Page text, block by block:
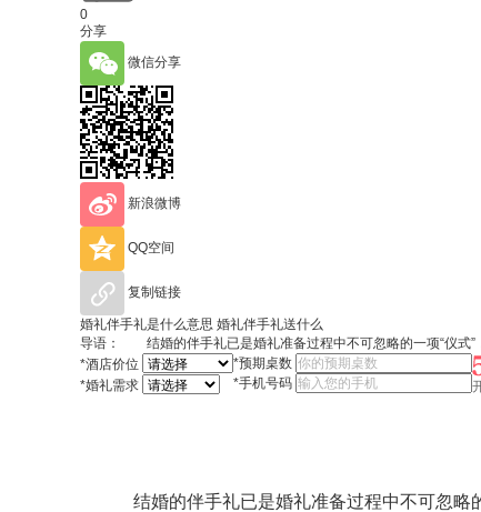
0
分享
微信分享
新浪微博
QQ空间
复制链接
婚礼伴手礼是什么意思 婚礼伴手礼送什么
导语： 结婚的伴手礼已是婚礼准备过程中不可忽略的一项“仪式”
*酒店价位
*婚礼需求
*预期桌数
*手机号码
结婚的伴手礼已是婚礼准备过程中不可忽略的